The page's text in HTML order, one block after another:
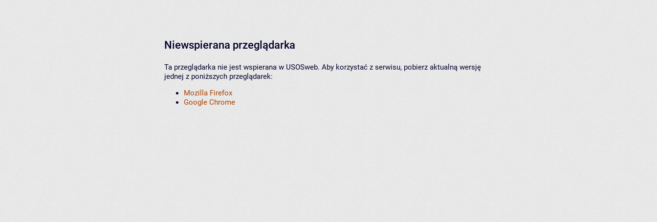
Niewspierana przeglądarka
Ta przeglądarka nie jest wspierana w USOSweb. Aby korzystać z serwisu, pobierz aktualną wersję
jednej z poniższych przeglądarek:
Mozilla Firefox
Google Chrome